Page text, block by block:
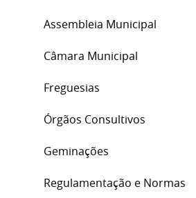
Assembleia Municipal
Câmara Municipal
Freguesias
Órgãos Consultivos
Geminações
Regulamentação e Normas